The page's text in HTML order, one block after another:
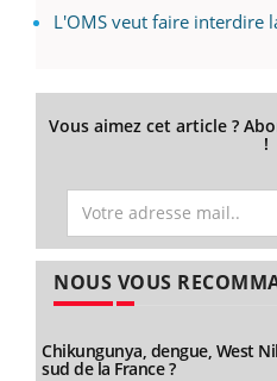
L'OMS veut faire interdire
Vous aimez cet article ?
!
NOUS VOUS
Chikungunya, dengue, West
sud de la France ?